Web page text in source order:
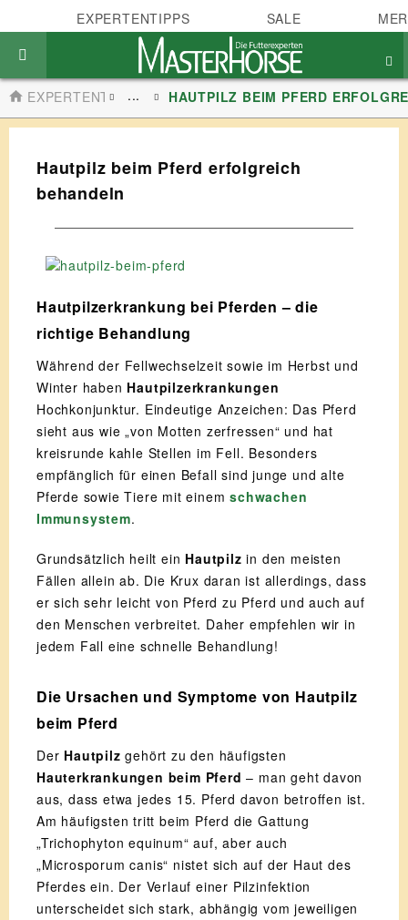
EXPERTENTIPPS SALE
EXPERTENTIPPS
... HAUTPILZ BEIM PFERD
Hautpilz beim Pferd erfolgreich
behandeln
Hautpilzerkrankung bei Pferden – die
richtige Behandlung
Während der Fellwechselzeit sowie im Herbst und
Winter haben Hautpilzerkrankungen
Hochkonjunktur. Eindeutige Anzeichen: Das Pferd
sieht aus wie „von Motten zerfressen“ und hat
kreisrunde kahle Stellen im Fell. Besonders
empfänglich für einen Befall sind junge und alte
Pferde sowie Tiere mit einemschwachen
Immunsystem.
Grundsätzlich heilt ein Hautpilz in den meisten
Fällen allein ab. Die Krux daran ist allerdings, dass
er sich sehr leicht von Pferd zu Pferd und auch auf
den Menschen verbreitet. Daher empfehlen wir in
jedem Fall eine schnelle Behandlung!
Die Ursachen und Symptome von Hautpilz
beim Pferd
Der Hautpilz gehört zu den häufigsten
Hauterkrankungen beim Pferd – man geht davon
aus, dass etwa jedes 15. Pferd davon betroffen ist.
Am häufigsten tritt beim Pferd die Gattung
„Trichophyton equinum“ auf, aber auch
„Microsporum canis“ nistet sich auf der Haut des
Pferdes ein. Der Verlauf einer Pilzinfektion
unterscheidet sich stark, abhängig vom jeweiligen